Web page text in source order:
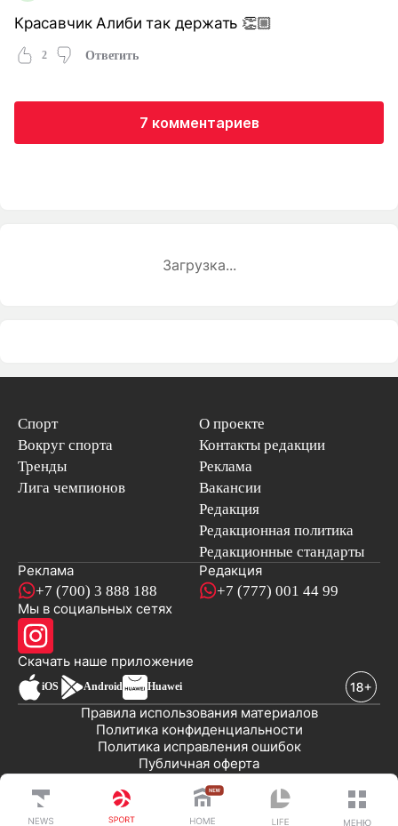
Красавчик Алиби так держать 👏🏼
2 Ответить
7 комментариев
Загрузка...
Спорт
Вокруг спорта
Тренды
Лига чемпионов
О проекте
Контакты редакции
Реклама
Вакансии
Редакция
Редакционная политика
Редакционные стандарты
Реклама
+7 (700) 3 888 188
Редакция
+7 (777) 001 44 99
Мы в социальных сетях
Скачать наше приложениеновостей
iOS Android Huawei
Публичная оферта
Политика исправления ошибок
Политика конфиденциальности
Правила использования материалов